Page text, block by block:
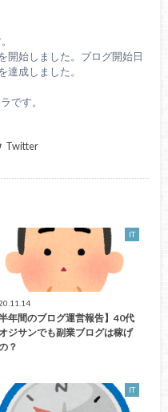
開始しました。ブログ開始日
達成しました。
です。
Twitter
IT
半年間のブログ運営報告】40代
ジサンでも副業ブログは稼げ
？
IT